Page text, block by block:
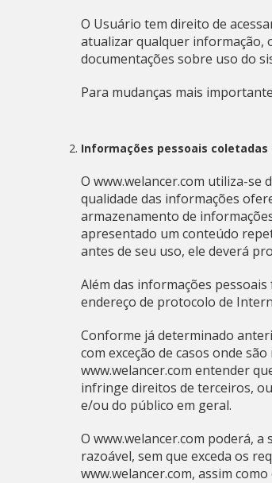
O Usuário tem direito de
atualizar qualquer informação,
documentações sobre uso do
Para mudanças mais
Informações pessoais
O www.welancer.com utiliza-se
qualidade das informações
armazenamento de
apresentado um conteúdo
antes de seu uso, ele deverá
Além das informações
endereço de protocolo de
Conforme já determinado
com exceção de casos onde
www.welancer.com entender
infringe direitos de terceiros,
e/ou do público em geral.
O www.welancer.com poderá,
razoável, sem que exceda os
www.welancer.com, assim